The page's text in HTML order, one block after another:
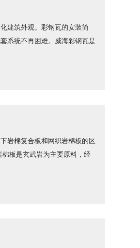
建筑外观。彩钢瓦的安装简
系统不再困难。威海彩钢瓦是
岩棉复合板和网织岩棉板的区
板是玄武岩为主要原料，经